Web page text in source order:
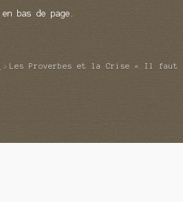
bas de page.
Les Proverbes et la Crise « Il faut